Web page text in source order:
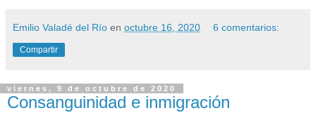
Emilio Valadé del Río en octubre 16, 2020 6 comentarios:
Compartir
viernes, 9 de octubre de 2020
Consanguinidad e inmigración